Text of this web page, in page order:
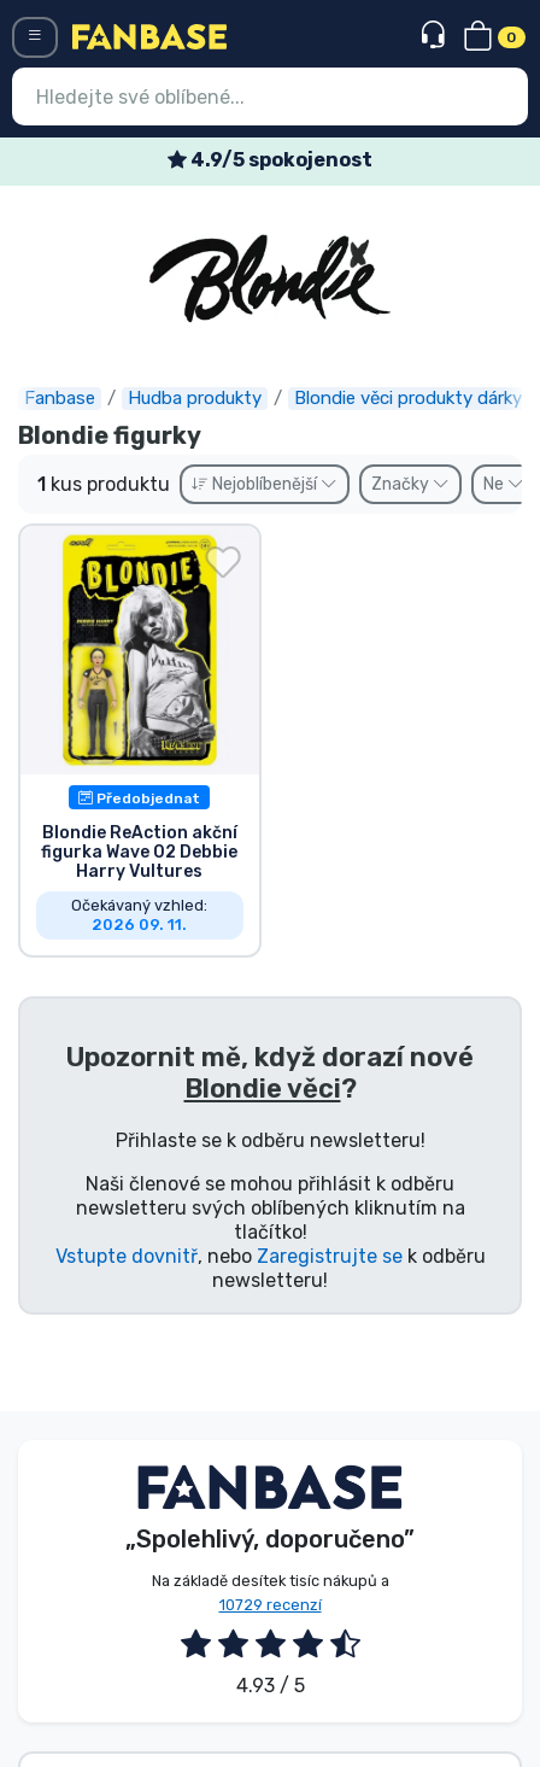
0
4.9/5 spokojenost
Fanbase Hudba produkty Blondie věci produkty dárky
Blondie figurky
1 kus produktu Nejoblíbenější Značky Ne
Předobjednat
Blondie ReAction akční
figurka Wave 02 Debbie
Harry Vultures
Očekávaný vzhled:
2026 09. 11.
Upozornit mě, když dorazí nové
Blondie věci?
Přihlaste se k odběru newsletteru!
Naši členové se mohou přihlásit k odběru
newsletteru svých oblíbených kliknutím na
tlačítko!
Vstupte dovnitř, nebo Zaregistrujte sek odběru
newsletteru!
„Spolehlivý, doporučeno”
Na základě desítek tisíc nákupů a
10729 recenzí
4.93 / 5
Nejnovější věci
Expresní doručení
Předobjednat
Outlet produkty
Doprava a platba
Seriálové věci
Filmové věci
Úžasné věci
Anime věci
Hráčské věci
Sportovní věci
Značky